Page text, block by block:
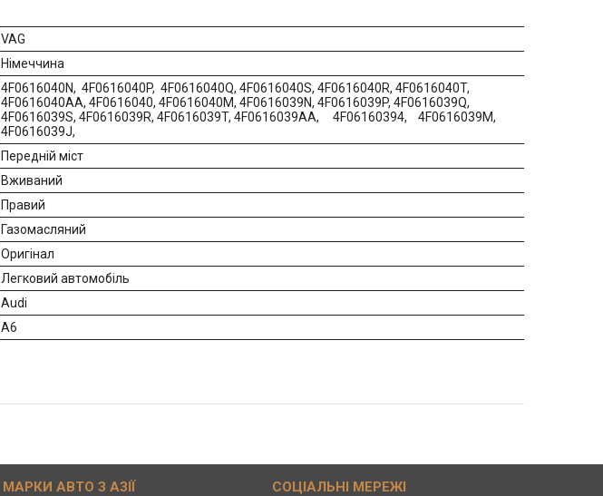
VAG
Німеччина
4F0616040N, 4F0616040P, 4F0616040Q, 4F0616040S, 4F0616040R, 4F0616040T,
4F0616040AA, 4F0616040, 4F0616040M, 4F0616039N, 4F0616039P, 4F0616039Q,
4F0616039S, 4F0616039R, 4F0616039T, 4F0616039AA, 4F06160394, 4F0616039M,
4F0616039J,
Передній міст
Вживаний
Правий
Газомасляний
Оригінал
Легковий автомобіль
Audi
A6
МАРКИ АВТО З АЗІЇ СОЦІАЛЬНІ МЕРЕЖІ